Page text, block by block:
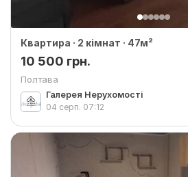
Квартира · 2 кімнат · 47м²
10 500 грн.
Полтава
Галерея Нерухомості
04 серп. 07:12